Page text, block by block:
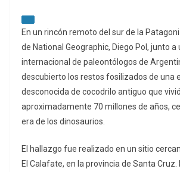
En un rincón remoto del sur de la
de National Geographic, Diego Pol, junto a
internacional de paleontólogos de
descubierto los restos fosilizados de una
desconocida de cocodrilo antiguo que
aproximadamente 70 millones de años,
era de los dinosaurios.
El hallazgo fue realizado en un sitio
El Calafate, en la provincia de Santa Cruz.